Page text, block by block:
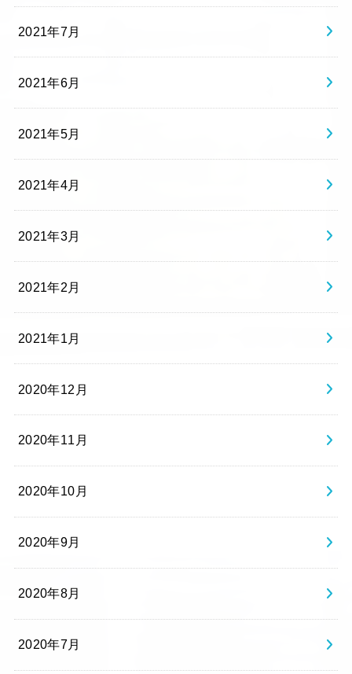
2021年7月
2021年6月
2021年5月
2021年4月
2021年3月
2021年2月
2021年1月
2020年12月
2020年11月
2020年10月
2020年9月
2020年8月
2020年7月